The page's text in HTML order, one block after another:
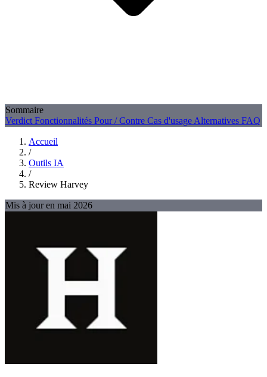
Sommaire
Verdict Fonctionnalités Pour / Contre Cas d'usage Alternatives FAQ
Accueil
/
Outils IA
/
Review Harvey
Mis à jour en mai 2026